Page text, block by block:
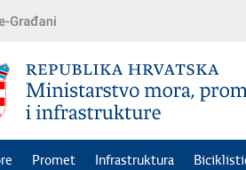
Promet Infrastruktura